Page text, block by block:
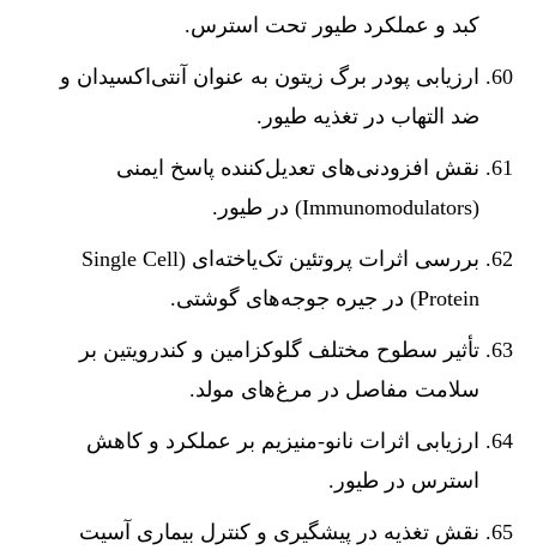
کبد و عملکرد طیور تحت استرس.
ارزیابی پودر برگ زیتون به عنوان آنتی‌اکسیدان و
ضد التهاب در تغذیه طیور.
نقش افزودنی‌های تعدیل‌کننده پاسخ ایمنی
(Immunomodulators) در طیور.
بررسی اثرات پروتئین تک‌یاخته‌ای (Single Cell
Protein) در جیره جوجه‌های گوشتی.
تأثیر سطوح مختلف گلوکزامین و کندرویتین بر
سلامت مفاصل در مرغ‌های مولد.
ارزیابی اثرات نانو-منیزیم بر عملکرد و کاهش
استرس در طیور.
نقش تغذیه در پیشگیری و کنترل بیماری آسیت